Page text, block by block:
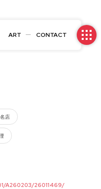
ART CONTACT
店
A260203/26011469/